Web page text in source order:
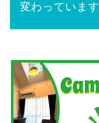
変わっています